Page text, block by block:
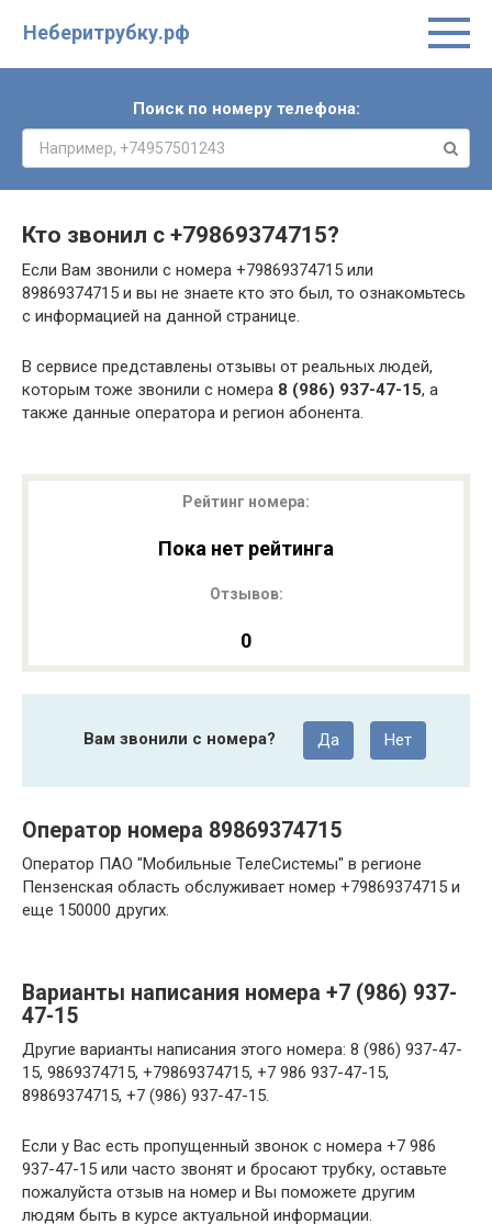
Неберитрубку.рф
Поиск по номеру телефона:
Кто звонил с +79869374715?
Если Вам звонили с номера +79869374715 или
89869374715 и вы не знаете кто это был, то ознакомьтесь
с информацией на данной странице.
В сервисе представлены отзывы от реальных людей,
которым тоже звонили с номера 8 (986) 937-47-15, а
также данные оператора и регион абонента.
Рейтинг номера:
Пока нет рейтинга
Отзывов:
0
Вам звонили с номера? Да Нет
Оператор номера 89869374715
Оператор ПАО "Мобильные ТелеСистемы" в регионе
Пензенская область обслуживает номер +79869374715 и
еще 150000 других.
Варианты написания номера +7 (986) 937-
47-15
Другие варианты написания этого номера: 8 (986) 937-47-
15, 9869374715, +79869374715, +7 986 937-47-15,
89869374715, +7 (986) 937-47-15.
Если у Вас есть пропущенный звонок с номера +7 986
937-47-15 или часто звонят и бросают трубку, оставьте
пожалуйста отзыв на номер и Вы поможете другим
людям быть в курсе актуальной информации.